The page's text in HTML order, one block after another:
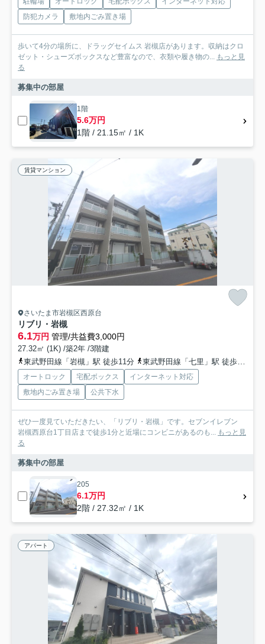
防犯カメラ
敷地内ごみ置き場
歩いて4分の場所に、ドラッグセイムス 岩槻店があります。収納はクロ
ゼット・シューズボックスなど豊富なので、衣類や履き物の...
もっと見
る
募集中の部屋
1階
5.6万円
1階 / 21.15㎡ / 1K
賃貸マンション
さいたま市岩槻区西原台
リブリ・岩槻
6.1万円 管理/共益費3,000円
27.32㎡ (1K) /築2年 /3階建
東武野田線「岩槻」駅 徒歩11分
東武野田線「七里」駅 徒歩33分
オートロック 宅配ボックス
インターネット対応
敷地内ごみ置き場
公共下水
ぜひ一度見ていただきたい、「リブリ・岩槻」です。セブンイレブン
岩槻西原台1丁目店まで徒歩1分と近場にコンビニがあるのも...
もっと見
る
募集中の部屋
205
6.1万円
2階 / 27.32㎡ / 1K
アパート